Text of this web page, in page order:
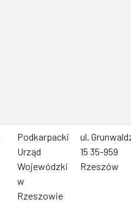
Podkarpacki
Urząd
Wojewódzki
w
Rzeszowie
ul.
15 35-959
Rzeszów